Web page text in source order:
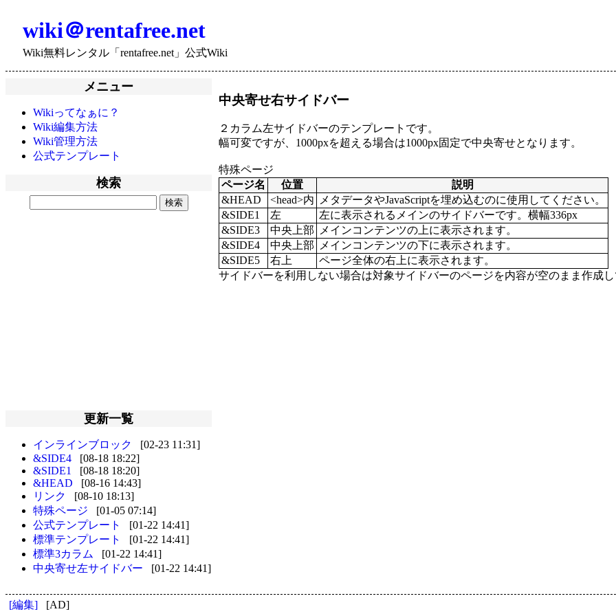
wiki＠rentafree.net
Wiki無料レンタル「rentafree.net」公式Wiki
メニュー
Wikiってなぁに？
Wiki編集方法
Wiki管理方法
公式テンプレート
検索
更新一覧
インラインブロック
[02-23 11:31]
&SIDE4 [08-18 18:22]
&SIDE1
[08-18 18:20]
&HEAD [08-16 14:43]
リンク
[08-10 18:13]
特殊ページ [01-05 07:14]
公式テンプレート
[01-22 14:41]
標準テンプレート
[01-22 14:41]
標準3カラム
[01-22 14:41]
中央寄せ左サイドバー [01-22 14:41]
中央寄せ右サイドバー
２カラム左サイドバーのテンプレートです。
幅可変ですが、1000pxを超える場合は1000px固定で中央寄せとなります。
特殊ページ
ページ名
位置
説明
&HEAD
<head>内 メタデータやJavaScriptを埋め込むのに使用してください。
&SIDE1
左
左に表示されるメインのサイドバーです。横幅336px
&SIDE3
中央上部 メインコンテンツの上に表示されます。
&SIDE4
中央上部 メインコンテンツの下に表示されます。
&SIDE5
右上
ページ全体の右上に表示されます。
サイドバーを利用しない場合は対象サイドバーのページを内容が空のまま作成し
[編集] [AD]